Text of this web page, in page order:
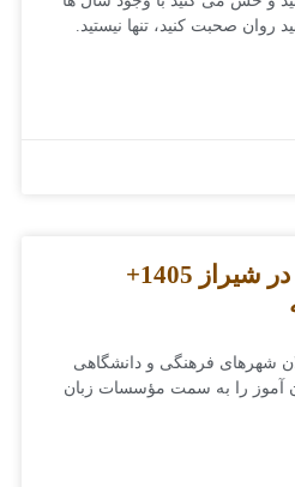
روان صحبت کنید، تنها نیستید.
شهریه کلاس زبان در شیراز 1405+
شهرهای فرهنگی و دانشگاهی
‌آموز را به سمت مؤسسات زبان